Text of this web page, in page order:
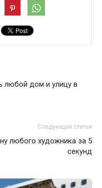
любой дом и улицу в
Следующая статья
любого художника за 5
секунд